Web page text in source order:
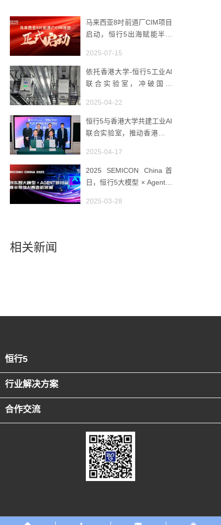
马来西亚8吋前道厂CIM项目
启动，恒行5出海赋能半导
2025-07-15
依托香港大学-恒行5工业AI
联合实验室，冲破国产
2025-04-22
恒行5与香港大学共建工业AI
联合实验室，推动香港成为
2025-04-17
2025 SEMICON China首
日，恒行5大模型 × Agent研
潮
2025-03-28
相关新闻
恒行5
行业解决方案
合作交流